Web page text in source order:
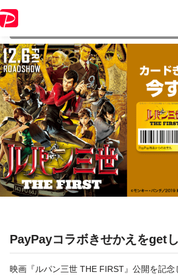
情報はキャンペーン終了時点のものになります。
PayPayコラボきせかえをget
映画『ルパン三世 THE FIRST』公開を記念